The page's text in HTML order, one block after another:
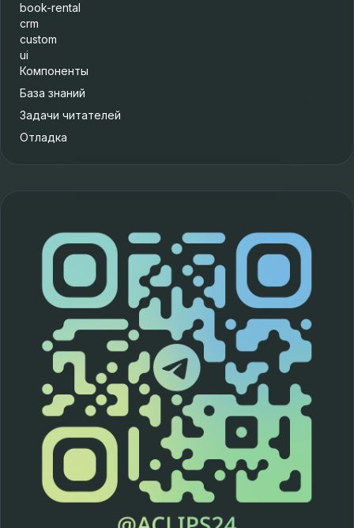
book-rental
crm
custom
ui
Компоненты
База знаний
Задачи читателей
Отладка